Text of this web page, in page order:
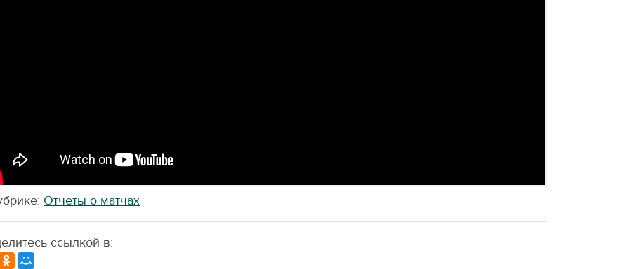
Отчеты о матчах
ссылкой в: